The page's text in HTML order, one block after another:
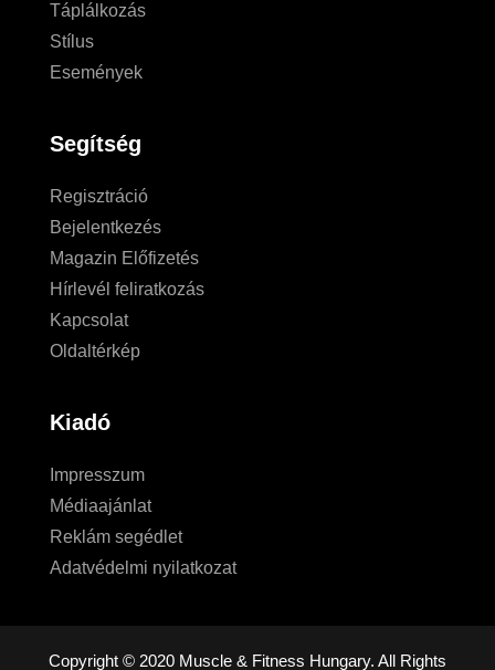
Táplálkozás
Stílus
Események
Segítség
Regisztráció
Bejelentkezés
Magazin Előfizetés
Hírlevél feliratkozás
Kapcsolat
Oldaltérkép
Kiadó
Impresszum
Médiaajánlat
Reklám segédlet
Adatvédelmi nyilatkozat
Copyright © 2020 Muscle & Fitness Hungary. All Rights